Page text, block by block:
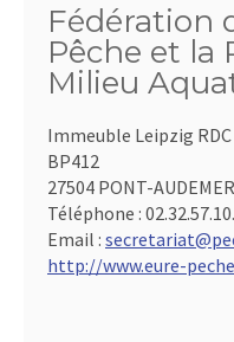
Fédération
Pêche et la
Milieu
Immeuble Leipzig
BP412
27504 PONT-
Téléphone :
Email :
http://www.eure-